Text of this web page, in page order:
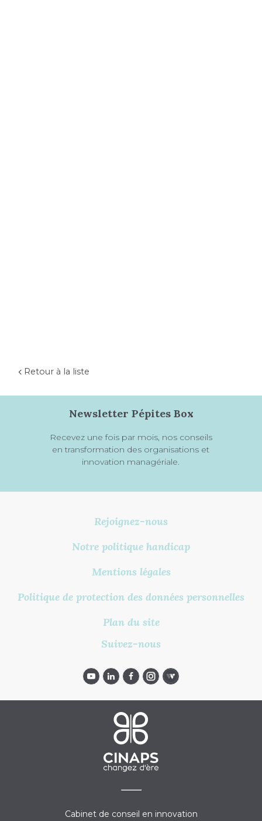
Retour à la liste
Cabinet de conseil en innovation
Rejoignez-nous
Notre politique handicap
Mentions légales
Politique de protection des données personnelles
Plan du site
Suivez-nous
Newsletter Pépites Box
Recevez une fois par mois, nos conseils
en transformation des organisations et
innovation managériale.